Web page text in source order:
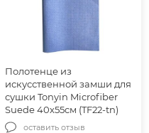
Полотенце из
искусственной замши для
сушки Tonyin Microfiber
Suede 40х55см (TF22-tn)
оставить отзыв